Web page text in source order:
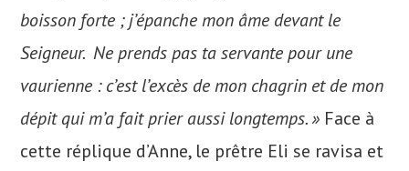
boisson forte ; j’épanche mon âme devant le
Seigneur. Ne prends pas ta servante pour une
vaurienne : c’est l’excès de mon chagrin et de mon
dépit qui m’a fait prier aussi longtemps. » Face à
cette réplique d’Anne, le prêtre Eli se ravisa et